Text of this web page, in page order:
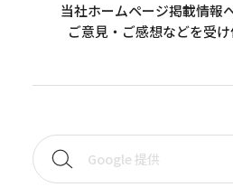
当社ホームページ掲載情報
ご意見・ご感想などを受け